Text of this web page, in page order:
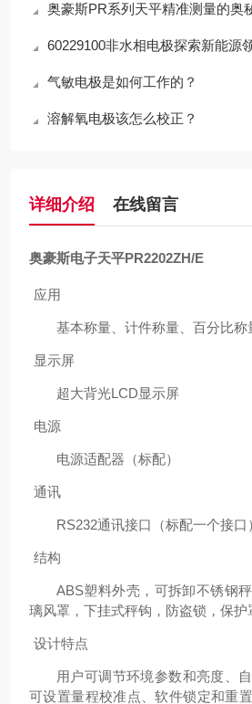
奥豪斯PR系列天平精准测量的奥
60229100非水相电极探索新能源
气敏电极是如何工作的？
溶解氧电极该怎么校正？
详细介绍 在线留言
奥豪斯电子天平PR2202ZH/E
应用
基本称量、计件称量、百分比称
显示屏
超大背光LCD显示屏
电源
电源适配器（标配）
通讯
RS232通讯接口（标配一个接口
结构
ABS塑料外壳，可拆卸不锈钢
璃风罩，下挂式秤钩，防盗锁，保护
设计特点
用户可调节环境参数和亮度、
可设置量程校准点、软件锁定和重